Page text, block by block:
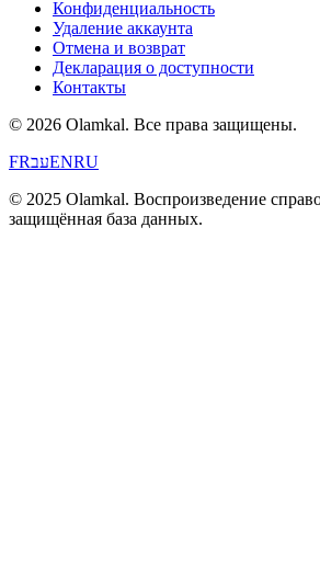
Конфиденциальность
Удаление аккаунта
Отмена и возврат
Декларация о доступности
Контакты
© 2026 Olamkal. Все права защищены.
FRעבENRU
© 2025 Olamkal. Воспроизведение
защищённая база данных.